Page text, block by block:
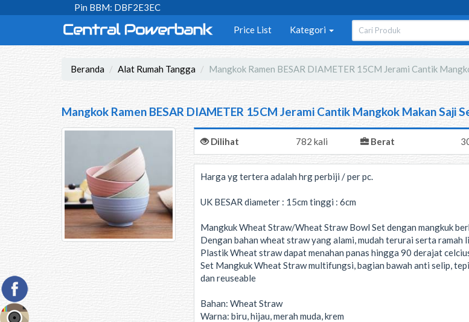
Pin BBM: DBF2E3EC
Price List Kategori
Beranda Alat Rumah Tangga Mangkok Ramen BESAR DIAMETER 15CM Jerami Cantik
Mangkok Ramen BESAR DIAMETER 15CM Jerami Cantik Mangkok Makan Saji
Dilihat 782 kali Berat
Harga yg tertera adalah hrg perbiji / per pc.
UK BESAR diameter : 15cm tinggi : 6cm
Mangkuk Wheat Straw/Wheat Straw Bowl Set dengan mangkuk
Dengan bahan wheat straw yang alami, mudah terurai serta ramah
Plastik Wheat straw dapat menahan panas hingga 90 derajat
Set Mangkuk Wheat Straw multifungsi, bagian bawah anti selip,
dan reuseable
Bahan: Wheat Straw
Warna: biru, hijau, merah muda, krem